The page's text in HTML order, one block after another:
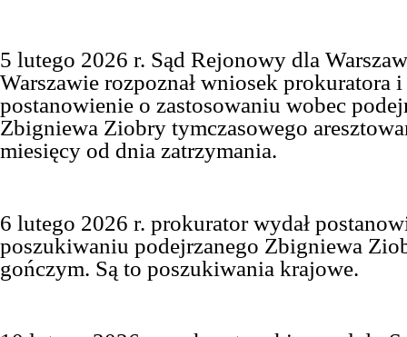
5 lutego 2026 r. Sąd Rejonowy dla
Warszawie rozpoznał wniosek prokuratora i
postanowienie o zastosowaniu wobec
Zbigniewa Ziobry tymczasowego
miesięcy od dnia zatrzymania.
6 lutego 2026 r. prokurator wydał
poszukiwaniu podejrzanego Zbigniewa
gończym. Są to poszukiwania krajowe.